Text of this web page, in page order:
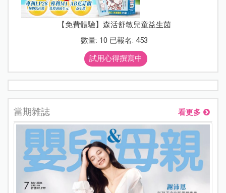
【免費體驗】森活舒敏兒童益生菌
數量: 10 已報名: 453
試用心得撰寫中
當期雜誌 看更多